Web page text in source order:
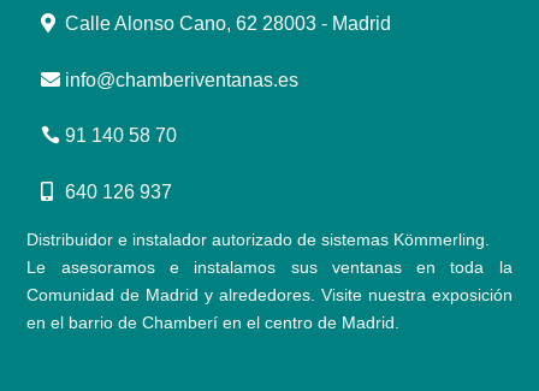
Calle Alonso Cano, 62 28003 - Madrid
info@chamberiventanas.es
91 140 58 70
640 126 937
Distribuidor e instalador autorizado de sistemas Kömmerling.
Le asesoramos e instalamos sus ventanas en toda la
Comunidad de Madrid y alrededores. Visite nuestra exposición
en el barrio de Chamberí en el centro de Madrid.